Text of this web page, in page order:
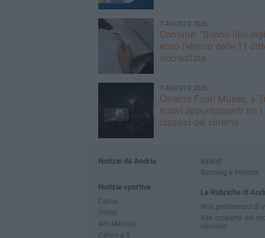
7 AGOSTO 2026
Comune: “Buono libri
ecco l'elenco delle 11
accreditate
7 AGOSTO 2026
Cinema Fuori Museo, a
nuovi appuntamenti tra i
classici del cinema
Notizie da Andria
Notizie sportive
Calcio
Volley
Arti Marziali
Calcio a 5
Basket
Running e Atletica
Le Rubriche di
Non perdiamoci di
Alla scoperta del
olivicolo